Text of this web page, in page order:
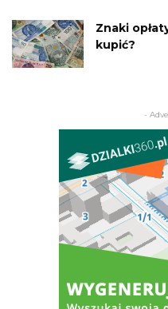
Znaki
kupić?
-